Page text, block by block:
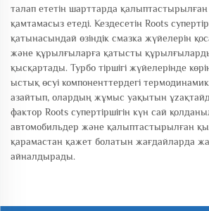
талап ететін шарттарда қалыптастырылған
қамтамасыз етеді. Кездесетін Roots
қатынасындай өзіндік смазка жүйелерін
және құрылғыларға қатысты
қысқартады. Турбо тіршігі жүйелерінде
ыстық өсуі компоненттердегі
азайтып, олардың жұмыс уақытын
фактор Roots супертіршігін күн сай
автомобильдер және қалыптастырылған
қарамастан қажет болатын жағдайларда
айналдырады.